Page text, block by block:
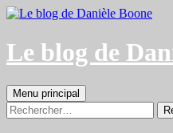
Aller
contenu
Le blog de
Recherche
Menu principal
Rechercher :